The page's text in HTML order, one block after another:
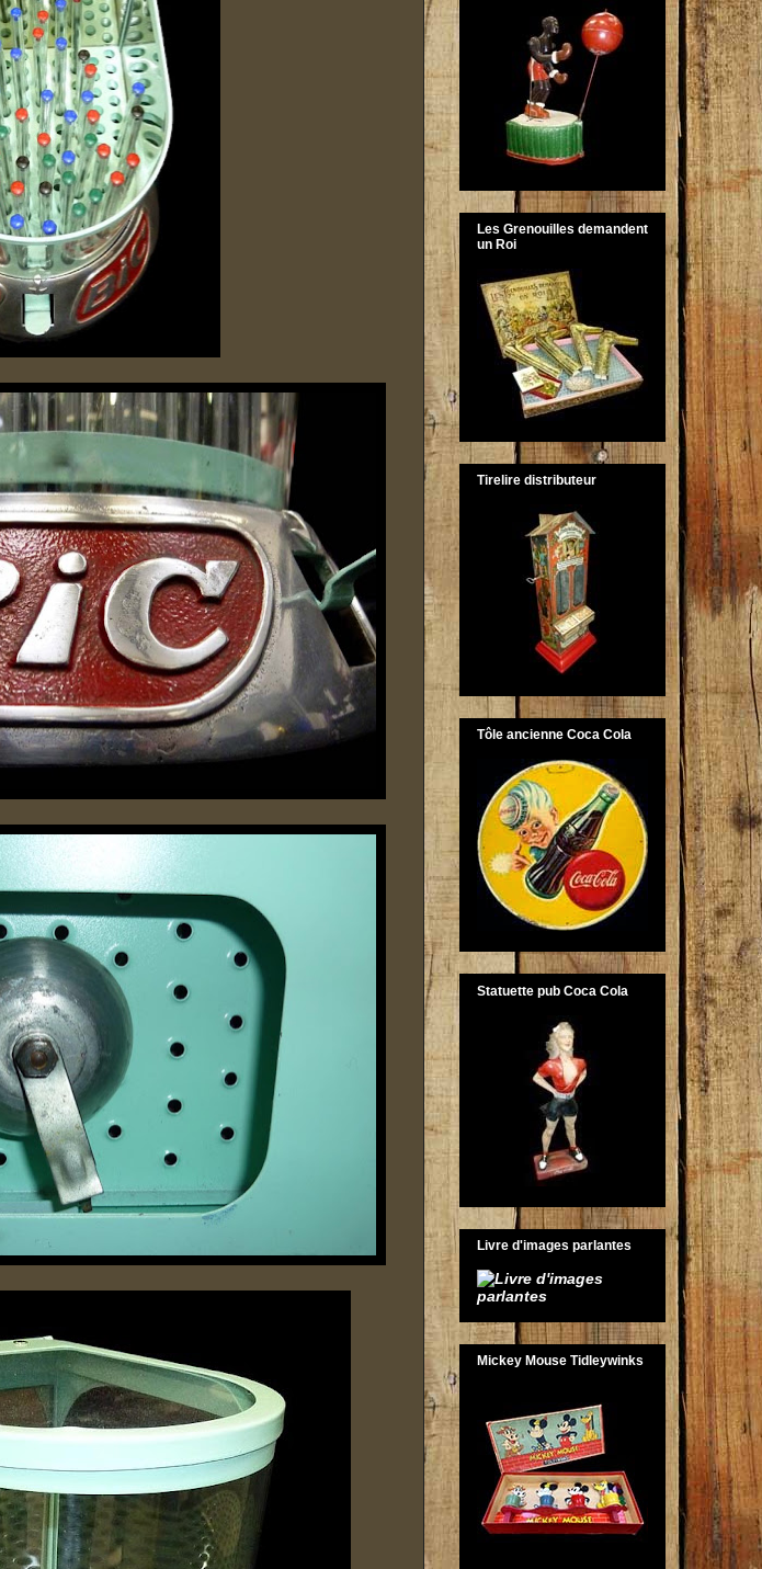
Les Grenouilles demandent
un Roi
Tirelire distributeur
Tôle ancienne Coca Cola
Statuette pub Coca Cola
Livre d'images parlantes
Mickey Mouse Tidleywinks